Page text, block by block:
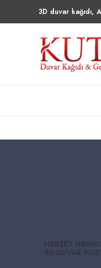
3D duvar
HERŞEY
3D DUVAR